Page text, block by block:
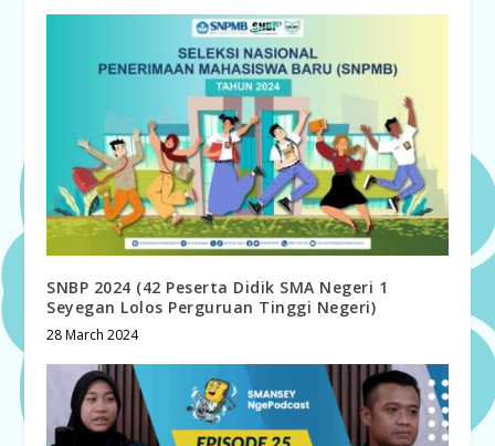
SNBP 2024 (42 Peserta Didik SMA Negeri 1
Seyegan Lolos Perguruan Tinggi Negeri)
28 March 2024